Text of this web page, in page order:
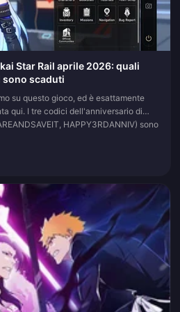
Star Rail aprile 2026: quali
sono scaduti
su questo gioco, ed è esattamente
qui. I tre codici dell'anniversario di
HAPPY3RDANNIV) sono